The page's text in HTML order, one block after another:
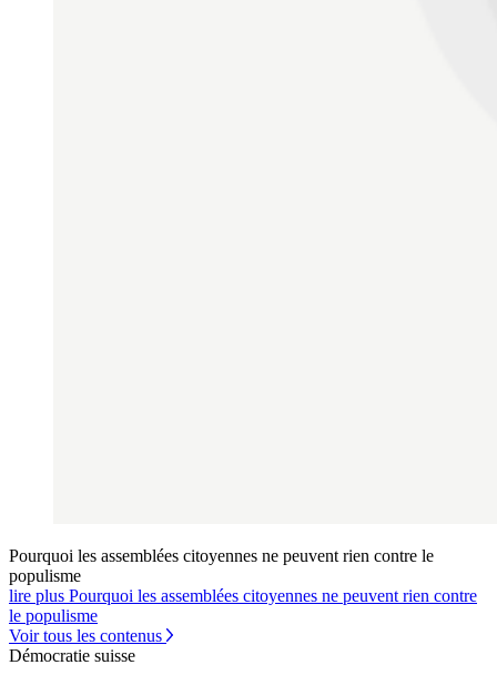
Pourquoi les assemblées citoyennes ne peuvent rien contre le
populisme
lire plus Pourquoi les assemblées citoyennes ne peuvent rien contre
le populisme
Voir tous les contenus
Démocratie suisse